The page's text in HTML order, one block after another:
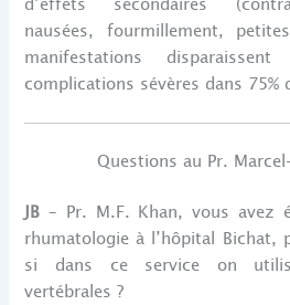
nausées, fourmillement,
manifestations
complications sévères dans 75%
Questions au Pr.
JB – Pr. M.F. Khan, vous avez
rhumatologie à l’hôpital Bichat,
si dans ce service on
vertébrales ?